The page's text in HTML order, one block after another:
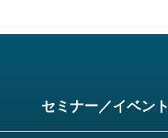
セミナー／イベント